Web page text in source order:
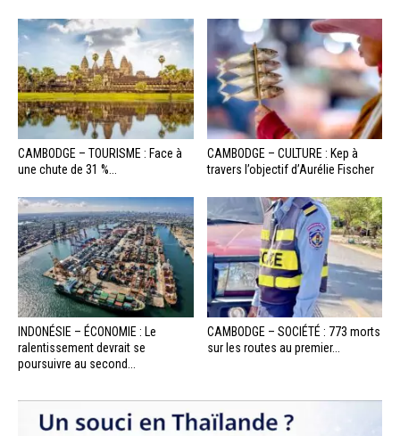
CAMBODGE – TOURISME : Face à
une chute de 31 %...
CAMBODGE – CULTURE : Kep à
travers l’objectif d’Aurélie Fischer
INDONÉSIE – ÉCONOMIE : Le
ralentissement devrait se
poursuivre au second...
CAMBODGE – SOCIÉTÉ : 773 morts
sur les routes au premier...